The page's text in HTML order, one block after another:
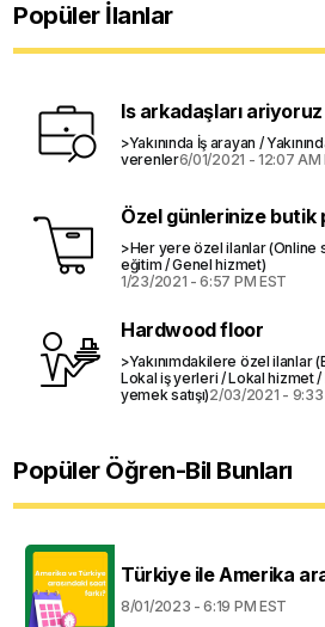
Popüler İlanlar
Is arkadaşları ariyoruz
>Yakınında İş arayan /
verenler6/01/2021 - 12:07 AM
Özel günlerinize butik
>Her yere özel ilanlar (Online
eğitim / Genel hizmet)
1/23/2021 - 6:57 PM EST
Hardwood floor
>Yakınımdakilere özel ilanlar
Lokal iş yerleri / Lokal hizmet /
yemek satışı)2/03/2021 - 9:33
Popüler Öğren-Bil Bunları
Türkiye ile Amerika
8/01/2023 - 6:19 PM EST